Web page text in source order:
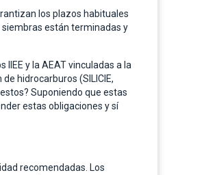
los plazos habituales
siembras están terminadas y
y la AEAT vinculadas a la
hidrocarburos (SILICIE,
Suponiendo que estas
estas obligaciones y sí
recomendadas. Los